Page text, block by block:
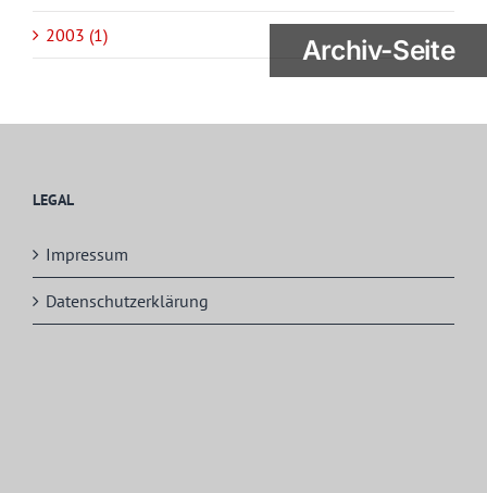
2003 (1)
LEGAL
Impressum
Datenschutzerklärung
Archiv-Seite